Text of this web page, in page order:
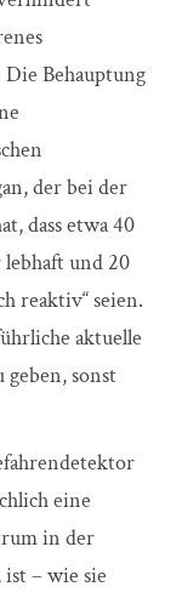
Behauptung
der bei der
dass etwa 40
und 20
reaktiv“ seien.
aktuelle
geben, sonst
eine
in der
– wie sie